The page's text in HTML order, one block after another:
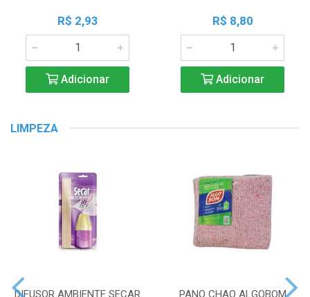
R$ 2,93
Adicionar
R$ 8,80
Adicionar
LIMPEZA
DIFUSOR AMBIENTE SECAR PANO CHAO ALGOBOM